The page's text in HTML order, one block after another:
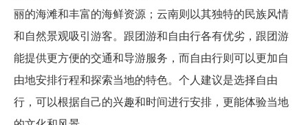
丽的海滩和丰富的海鲜资源；云南则以其独特的民族风情
和自然景观吸引游客。跟团游和自由行各有优劣，跟团游
能提供更方便的交通和导游服务，而自由行则可以更加自
由地安排行程和探索当地的特色。个人建议是选择自由
行，可以根据自己的兴趣和时间进行安排，更能体验当地